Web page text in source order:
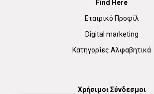
Find Here
Εταιρικό Προφίλ
Digital marketing
Κατηγορίες Αλφαβητικά
Χρήσιμοι Σύνδεσμοι